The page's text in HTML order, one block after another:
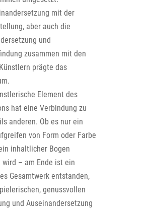
mit der
aber auch die
und
zusammen mit den
prägte das
Element des
hat eine Verbindung zu
anderen. Ob es nur ein
von Form oder Farbe
inhaltlicher Bogen
wird – am Ende ist ein
Gesamtwerk entstanden,
genussvollen
und Auseinandersetzung